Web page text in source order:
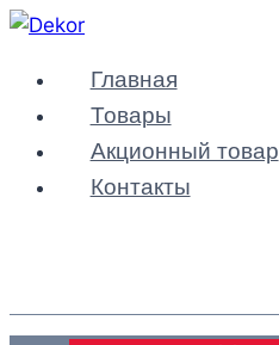
Перейти
содержимому
Главная
Товары
Акционный товар
Контакты